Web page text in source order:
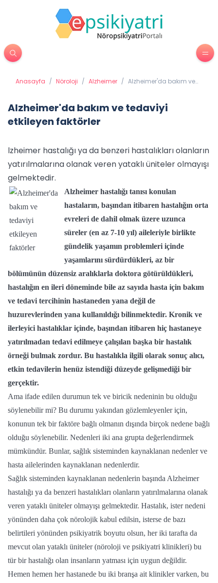
Anasayfa / Nöroloji / Alzheimer / Alzheimer'da bakım ve
Alzheimer'da bakım ve tedaviyi
etkileyen faktörler
lzheimer hastalığı ya da benzeri hastalıkları olanların
yatırılmalarına olanak veren yataklı üniteler olmayışı
gelmektedir.
Alzheimer hastalığı tanısı konulan
hastaların, başından itibaren hastalığın orta
evreleri de dahil olmak üzere uzunca
süreler (en az 7-10 yıl) aileleriyle birlikte
gündelik yaşamın problemleri içinde
yaşamlarını sürdürdükleri, az bir
bölümünün düzensiz aralıklarla doktora götürüldükleri,
hastalığın en ileri döneminde bile az sayıda hasta için bakım
ve tedavi tercihinin hastaneden yana değil de
huzurevlerinden yana kullanıldığı bilinmektedir. Kronik ve
ilerleyici hastalıklar içinde, başından itibaren hiç hastaneye
yatırılmadan tedavi edilmeye çalışılan başka bir hastalık
örneği bulmak zordur. Bu hastalıkla ilgili olarak sonuç alıcı,
etkin tedavilerin henüz istendiği düzeyde gelişmediği bir
gerçektir.
Ama ifade edilen durumun tek ve biricik nedeninin bu olduğu
söylenebilir mi? Bu durumu yakından gözlemleyenler için,
konunun tek bir faktöre bağlı olmanın dışında birçok nedene bağlı
olduğu söylenebilir. Nedenleri iki ana grupta değerlendirmek
mümkündür. Bunlar, sağlık sisteminden kaynaklanan nedenler ve
hasta ailelerinden kaynaklanan nedenlerdir.
Sağlık sisteminden kaynaklanan nedenlerin başında Alzheimer
hastalığı ya da benzeri hastalıkları olanların yatırılmalarına olanak
veren yataklı üniteler olmayışı gelmektedir. Hastalık, ister nedeni
yönünden daha çok nörolojik kabul edilsin, isterse de bazı
belirtileri yönünden psikiyatrik boyutu olsun, her iki tarafta da
mevcut olan yataklı üniteler (nöroloji ve psikiyatri klinikleri) bu
tür bir hastalığı olan insanların yatması için uygun değildir.
Hemen hemen her hastanede bu iki branşa ait klinikler varken, bu